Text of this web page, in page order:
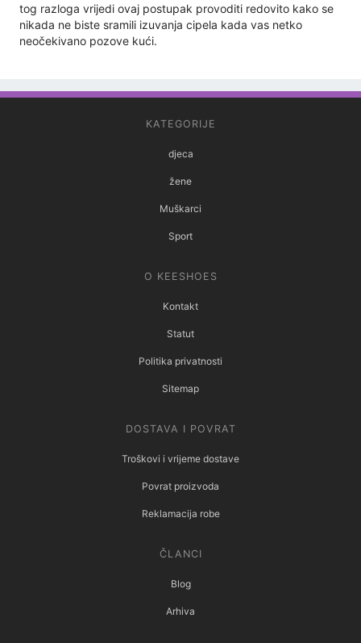
tog razloga vrijedi ovaj postupak provoditi redovito kako se
nikada ne biste sramili izuvanja cipela kada vas netko
neočekivano pozove kući.
KATEGORIJE
djeca
žene
Muškarci
Sport
O KEESHOES
Kontakt
Statut
Politika privatnosti
Sitemap
DOSTAVA I POVRAT
Troškovi i vrijeme dostave
Povrat proizvoda
Reklamacija robe
ČLANCI
Blog
Arhiva